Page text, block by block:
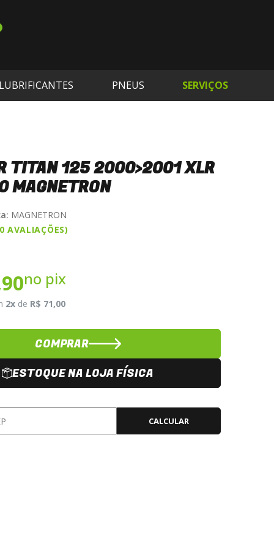
PNEUS SERVIÇOS
TITAN 125 2000>2001 XLR
MAGNETRON
MAGNETRON
AVALIAÇÕES)
no pix
2x de R$ 71,00
COMPRAR
ESTOQUE NA LOJA FÍSICA
CALCULAR